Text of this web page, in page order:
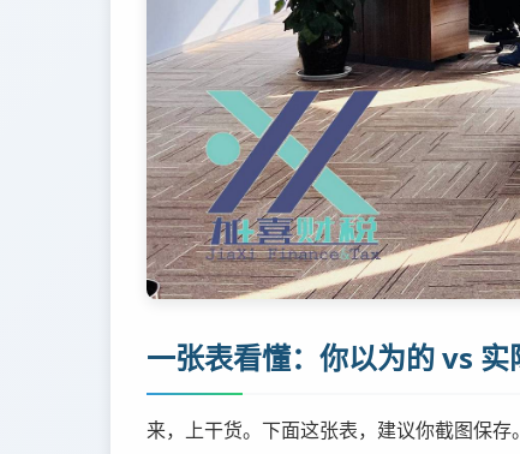
一张表看懂：你以为的 vs 实
来，上干货。下面这张表，建议你截图保存